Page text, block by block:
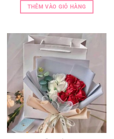
THÊM VÀO GIỎ HÀNG